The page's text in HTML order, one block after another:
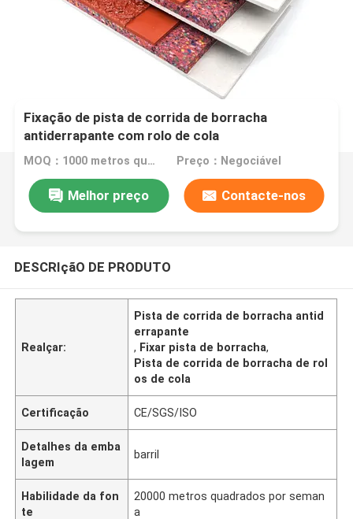
Fixação de pista de corrida de borracha
antiderrapante com rolo de cola
MOQ：1000 metros quadrados Preço：Negociável
Melhor preço Contacte-nos
DESCRIçãO DE PRODUTO
Realçar:
Pista de corrida de borracha antid
errapante
, Fixar pista de borracha,
Pista de corrida de borracha de rol
os de cola
Certificação CE/SGS/ISO
Detalhes da emba
lagem
barril
Habilidade da fon
te
20000 metros quadrados por seman
a